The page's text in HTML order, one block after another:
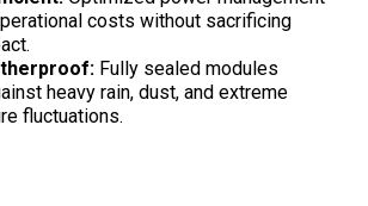
costs without sacrificing
Fully sealed modules
heavy rain, dust, and extreme
fluctuations.